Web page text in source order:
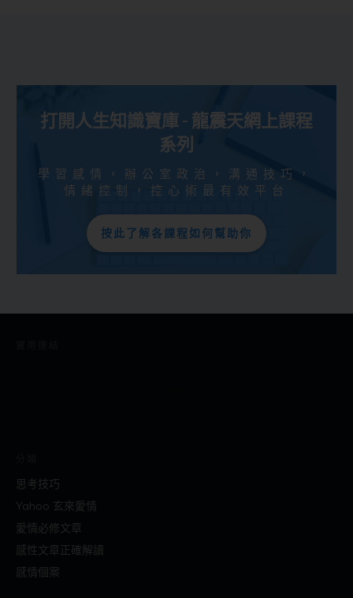
打開人生知識寶庫 - 龍震天網上課程
系列
學習感情，辦公室政治，溝通技巧，
情緒控制，控心術最有效平台
按此了解各課程如何幫助你
思考技巧
Yahoo 玄來愛情
愛情必修文章
感性文章正確解讀
感情個案